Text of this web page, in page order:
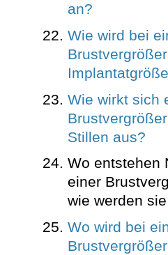
an?
Wie wird bei
Wie wirkt sich
Stillen aus?
Wo entstehen
einer
wie werden
Wo wird bei